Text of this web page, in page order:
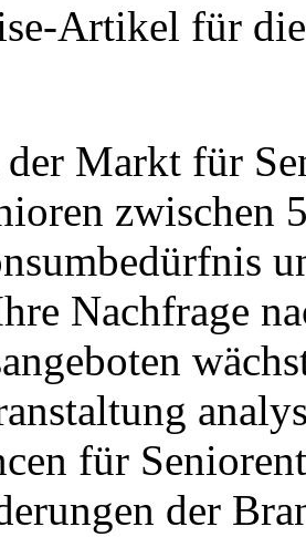
Artikel für
Markt für
zwischen
Nachfrage
für
der